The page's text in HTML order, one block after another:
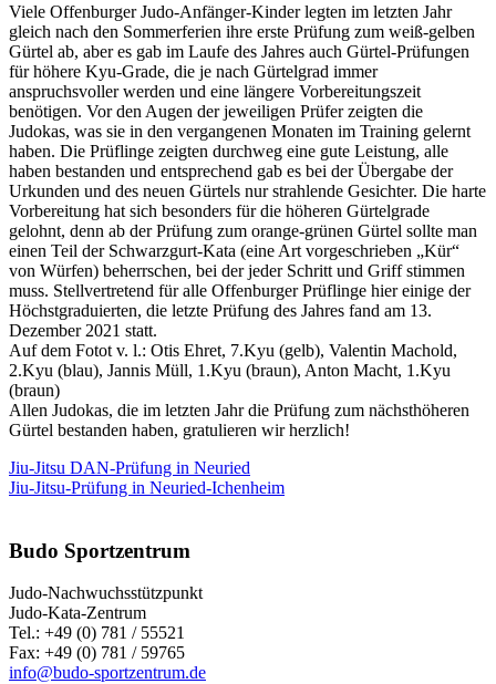
Viele Offenburger Judo-Anfänger-Kinder legten im letzten Jahr
gleich nach den Sommerferien ihre erste Prüfung zum weiß-gelben
Gürtel ab, aber es gab im Laufe des Jahres auch Gürtel-Prüfungen
für höhere Kyu-Grade, die je nach Gürtelgrad immer
anspruchsvoller werden und eine längere Vorbereitungszeit
benötigen. Vor den Augen der jeweiligen Prüfer zeigten die
Judokas, was sie in den vergangenen Monaten im Training gelernt
haben. Die Prüflinge zeigten durchweg eine gute Leistung, alle
haben bestanden und entsprechend gab es bei der Übergabe der
Urkunden und des neuen Gürtels nur strahlende Gesichter. Die harte
Vorbereitung hat sich besonders für die höheren Gürtelgrade
gelohnt, denn ab der Prüfung zum orange-grünen Gürtel sollte man
einen Teil der Schwarzgurt-Kata (eine Art vorgeschrieben „Kür“
von Würfen) beherrschen, bei der jeder Schritt und Griff stimmen
muss. Stellvertretend für alle Offenburger Prüflinge hier einige der
Höchstgraduierten, die letzte Prüfung des Jahres fand am 13.
Dezember 2021 statt.
Auf dem Fotot v. l.: Otis Ehret, 7.Kyu (gelb), Valentin Machold,
2.Kyu (blau), Jannis Müll, 1.Kyu (braun), Anton Macht, 1.Kyu
(braun)
Allen Judokas, die im letzten Jahr die Prüfung zum nächsthöheren
Gürtel bestanden haben, gratulieren wir herzlich!
Jiu-Jitsu DAN-Prüfung in Neuried
Jiu-Jitsu-Prüfung in Neuried-Ichenheim
Budo Sportzentrum
Judo-Nachwuchsstützpunkt
Judo-Kata-Zentrum
Tel.: +49 (0) 781 / 55521
Fax: +49 (0) 781 / 59765
info@budo-sportzentrum.de